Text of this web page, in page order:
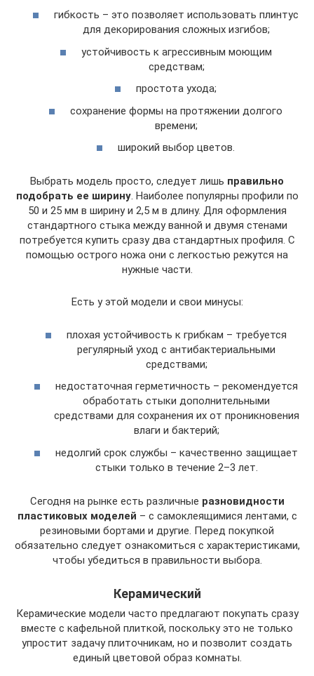
гибкость – это позволяет использовать плинтус
для декорирования сложных изгибов;
устойчивость к агрессивным моющим
средствам;
простота ухода;
сохранение формы на протяжении долгого
времени;
широкий выбор цветов.
Выбрать модель просто, следует лишь правильно
подобрать ее ширину. Наиболее популярны профили по
50 и 25 мм в ширину и 2,5 м в длину. Для оформления
стандартного стыка между ванной и двумя стенами
потребуется купить сразу два стандартных профиля. С
помощью острого ножа они с легкостью режутся на
нужные части.
Есть у этой модели и свои минусы:
плохая устойчивость к грибкам – требуется
регулярный уход с антибактериальными
средствами;
недостаточная герметичность – рекомендуется
обработать стыки дополнительными
средствами для сохранения их от проникновения
влаги и бактерий;
недолгий срок службы – качественно защищает
стыки только в течение 2–3 лет.
Сегодня на рынке есть различные разновидности
пластиковых моделей – с самоклеящимися лентами, с
резиновыми бортами и другие. Перед покупкой
обязательно следует ознакомиться с характеристиками,
чтобы убедиться в правильности выбора.
Керамический
Керамические модели часто предлагают покупать сразу
вместе с кафельной плиткой, поскольку это не только
упростит задачу плиточникам, но и позволит создать
единый цветовой образ комнаты.